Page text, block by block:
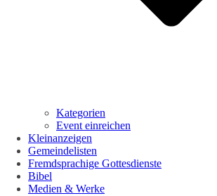
Kategorien
Event einreichen
Kleinanzeigen
Gemeindelisten
Fremdsprachige Gottesdienste
Bibel
Medien & Werke